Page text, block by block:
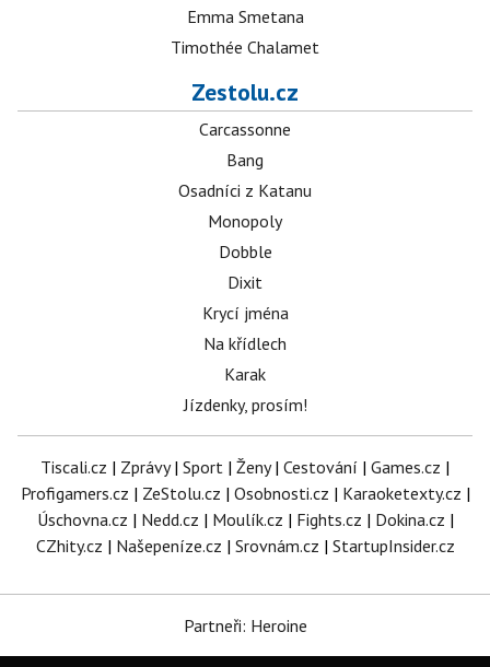
Emma Smetana
Timothée Chalamet
Zestolu.cz
Carcassonne
Bang
Osadníci z Katanu
Monopoly
Dobble
Dixit
Krycí jména
Na křídlech
Karak
Jízdenky, prosím!
Tiscali.cz | Zprávy| Sport | Ženy| Cestování | Games.cz |
Profigamers.cz | ZeStolu.cz | Osobnosti.cz | Karaoketexty.cz |
Úschovna.cz | Nedd.cz | Moulík.cz | Fights.cz | Dokina.cz |
CZhity.cz | Našepeníze.cz | Srovnám.cz | StartupInsider.cz
Partneři: Heroine